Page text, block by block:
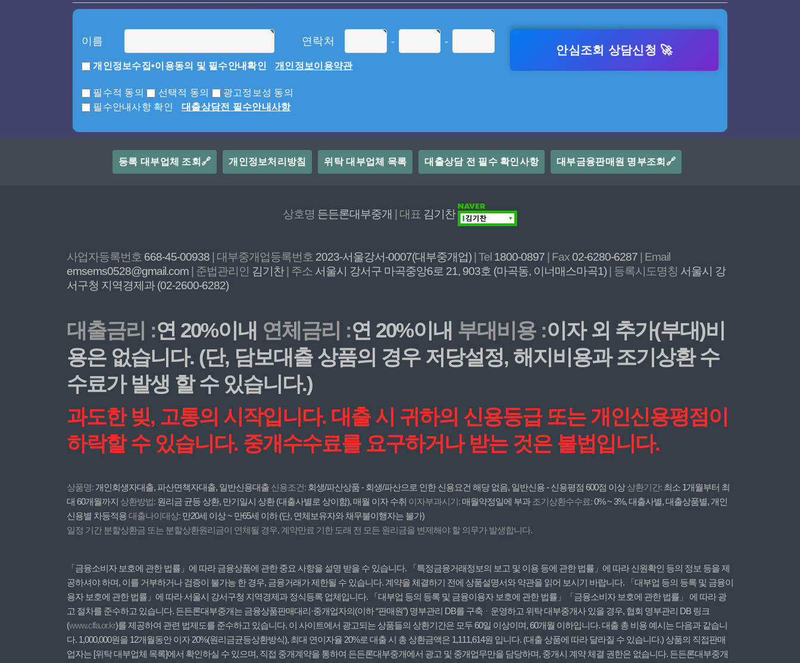
이름 연락처 - -
개인정보수집•이용동의 및 필수안내확인 개인정보이용약관
필수적 동의 선택적 동의
광고정보성 동의
필수안내사항 확인
대출상담전 필수안내사항
안심조회 상담신청 🚀
등록 대부업체 조회🔗 개인정보처리방침 위탁 대부업체 목록 대출상담 전 필수 확인사항 대부금융판매원 명부조회🔗
상호명 든든론대부중개 | 대표 김기찬
사업자등록번호 668-45-00938 | 대부중개업등록번호 2023-서울강서-0007(대부중개업) | Tel 1800-0897 | Fax02-6280-6287
| Email
emsems0528@gmail.com
| 준법관리인 김기찬 | 주소 서울시 강서구 마곡중앙6로 21, 903호 (마곡동, 이너매스마곡1) | 등록시도명칭 서울시 강
서구청 지역경제과 (02-2600-6282)
대출금리 :연 20%이내 연체금리 :연 20%이내 부대비용 :이자 외 추가(부대)비
용은 없습니다. (단, 담보대출 상품의 경우 저당설정, 해지비용과 조기상환 수
수료가 발생 할 수 있습니다.)
과도한 빚, 고통의 시작입니다. 대출 시 귀하의 신용등급 또는 개인신용평점이
하락할 수 있습니다. 중개수수료를 요구하거나 받는 것은 불법입니다.
상품명: 개인회생자대출, 파산면책자대출, 일반신용대출 신용조건: 회생/파산상품 - 회생/파산으로 인한 신용요건 해당 없음, 일반신용 - 신용평점 600점 이상상환기간: 최소 1개월부터 최
대 60개월까지 상환방법: 원리금 균등 상환, 만기일시 상환 (대출사별로 상이함), 매월 이자 수취 이자부과시기: 매월약정일에 부과 조기상환수수료:0% ~ 3%, 대출사별, 대출상품별, 개인
신용별 차등적용 대출나이대상: 만20세 이상 ~ 만65세 이하 (단, 연체보유자와 채무불이행자는 불가)
일정 기간 분할상환금 또는 분할상환원리금이 연체될 경우, 계약만료 기한 도래 전 모든 원리금을 변제해야 할 의무가 발생합니다.
「금융소비자 보호에 관한 법률」에 따라 금융상품에 관한 중요 사항을 설명 받을 수 있습니다. 「특정금융거래정보의 보고 및 이용 등에 관한 법률」에 따라 신원확인 등의 정보 등을 제
공하셔야 하며, 이를 거부하거나 검증이 불가능 한 경우, 금융거래가 제한될 수 있습니다. 계약을 체결하기 전에 상품설명서와 약관을 읽어 보시기 바랍니다. 「대부업 등의 등록 및 금융이
용자 보호에 관한 법률」에 따라 서울시 강서구청 지역경제과 정식등록 업체입니다. 「대부업 등의 등록 및 금융이용자 보호에 관한 법률」「금융소비자 보호에 관한 법률」 에 따라 광
고 절차를 준수하고 있습니다. 든든론대부중개는 금융상품판매대리·중개업자의(이하 “판매원”) 명부관리 DB를 구축ᆞ운영하고 위탁 대부중개사 있을 경우, 협회 명부관리 DB 링크
(www.clfa.or.kr)를 제공하여 관련 법제도를 준수하고 있습니다. 이 사이트에서 광고되는 상품들의 상환기간은 모두 60일 이상이며, 60개월 이하입니다. 대출 총 비용 예시는 다음과 같습니
다. 1,000,000원을 12개월동안 이자 20%(원리금균등상환방식), 최대 연이자율 20%로 대출 시 총 상환금액은 1,111,614원 입니다. (대출 상품에 따라 달라질 수 있습니다.) 상품의 직접판매
업자는 [위탁 대부업체 목록]에서 확인하실 수 있으며, 직접 중개계약을 통하여 든든론대부중개에서 광고 및 중개업무만을 담당하며, 중개시 계약 체결 권한은 없습니다. 든든론대부중개